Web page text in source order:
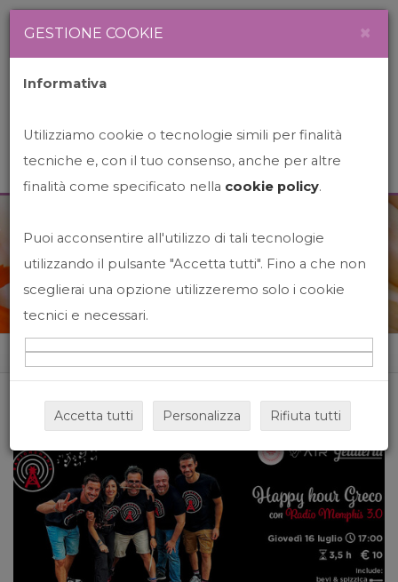
News&Events
Home News&events
GESTIONE COOKIE ×
Informativa
Utilizziamo cookie o tecnologie simili per finalità
tecniche e, con il tuo consenso, anche per altre
finalità come specificato nella cookie policy.
Puoi acconsentire all'utilizzo di tali tecnologie
utilizzando il pulsante "Accetta tutti". Fino a che non
sceglierai una opzione utilizzeremo solo i cookie
tecnici e necessari.
Accetta tutti Personalizza Rifiuta tutti